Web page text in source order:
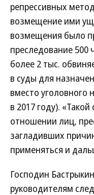
репрессивных
возмещение ими
возмещения было
преследование
более 2 тыс.
в суды для
вместо уголовного
в 2017 году).
отношении лиц,
загладивших
применяться и
Господин
руководителям